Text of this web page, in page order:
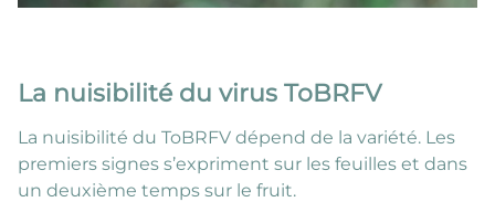
La nuisibilité du virus ToBRFV
La nuisibilité du ToBRFV dépend de la variété. Les
premiers signes s’expriment sur les feuilles et dans
un deuxième temps sur le fruit.